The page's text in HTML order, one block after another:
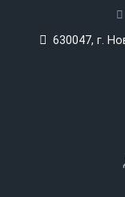
630047, г.